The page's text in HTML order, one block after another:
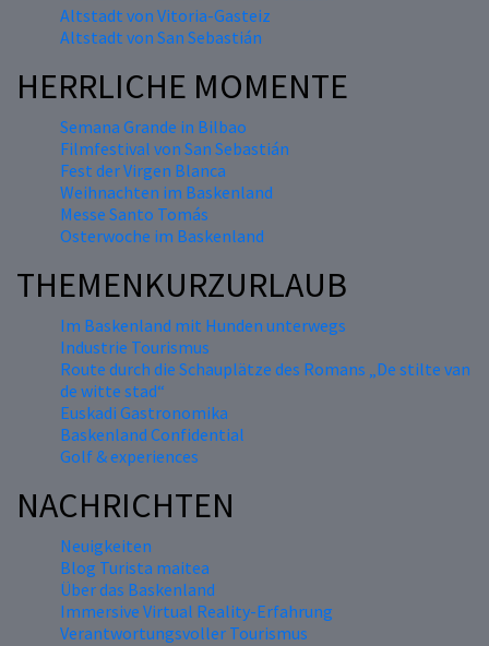
Altstadt von Vitoria-Gasteiz
Altstadt von San Sebastián
HERRLICHE MOMENTE
Semana Grande in Bilbao
Filmfestival von San Sebastián
Fest der Virgen Blanca
Weihnachten im Baskenland
Messe Santo Tomás
Osterwoche im Baskenland
THEMENKURZURLAUB
Im Baskenland mit Hunden unterwegs
Industrie Tourismus
Route durch die Schauplätze des Romans „De stilte van
de witte stad“
Euskadi Gastronomika
Baskenland Confidential
Golf & experiences
NACHRICHTEN
Neuigkeiten
Blog Turista maitea
Über das Baskenland
Immersive Virtual Reality-Erfahrung
Verantwortungsvoller Tourismus